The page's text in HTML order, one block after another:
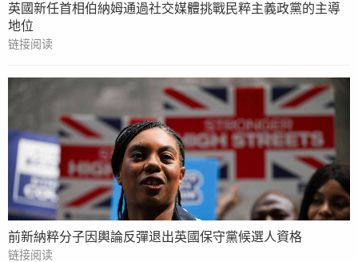
英國新任首相伯納姆通過社交媒體挑戰民粹主義政黨的主導
地位
链接阅读
前新納粹分子因輿論反彈退出英國保守黨候選人資格
链接阅读